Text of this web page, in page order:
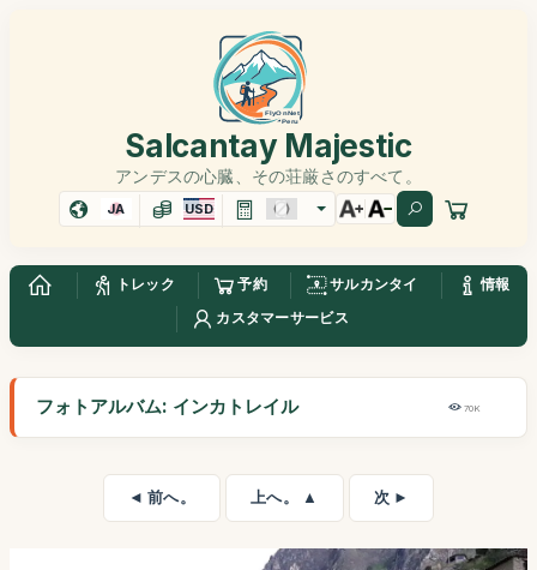
Salcantay Majestic
アンデスの心臓、その荘厳さのすべて。
JA USD
トレック 予約 サルカンタイ
情報
カスタマーサービス
フォトアルバム: インカトレイル 70K
◄ 前へ。 上へ。 ▲ 次 ►